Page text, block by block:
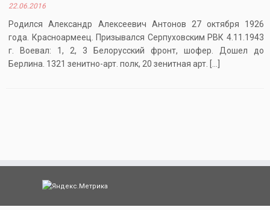
22.06.2016
Родился Александр Алексеевич Антонов 27 октября 1926
года. Красноармеец. Призывался Серпуховским РВК 4.11.1943
г. Воевал: 1, 2, 3 Белорусский фронт, шофер. Дошел до
Берлина. 1321 зенитно-арт. полк, 20 зенитная арт. […]